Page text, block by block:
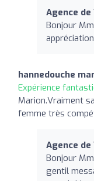
Agence de
Bonjour
hannedouche
Expérience
Marion.Vraiment
femme très
Agence de
Bonjour
gentil